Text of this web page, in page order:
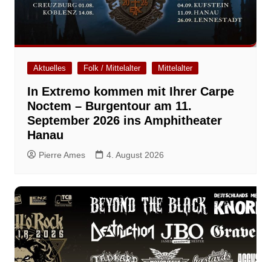
Aktuelles Folk / Mittelalter Mittelalter
In Extremo kommen mit Ihrer Carpe
Noctem – Burgentour am 11.
September 2026 ins Amphitheater
Hanau
Pierre Ames 4. August 2026